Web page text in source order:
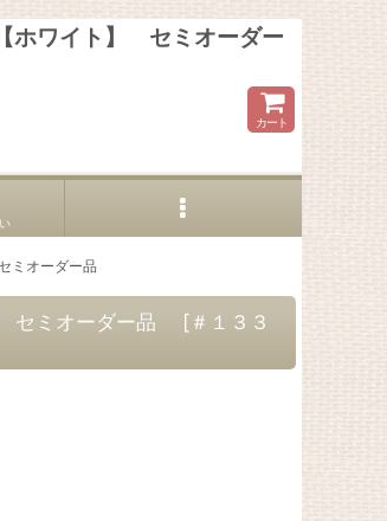
ワイト】 セミオーダー
カート
ミオーダー品
ミオーダー品 [＃１３３